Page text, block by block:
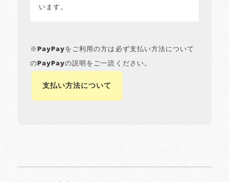
います。
※PayPayをご利用の方は必ず支払い方法について
のPayPayの説明をご一読ください。
支払い方法について